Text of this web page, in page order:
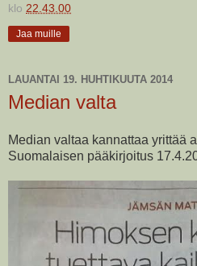
klo 22.43.00
Jaa muille
LAUANTAI 19. HUHTIKUUTA 2014
Median valta
Median valtaa kannattaa yrittää
Suomalaisen pääkirjoitus